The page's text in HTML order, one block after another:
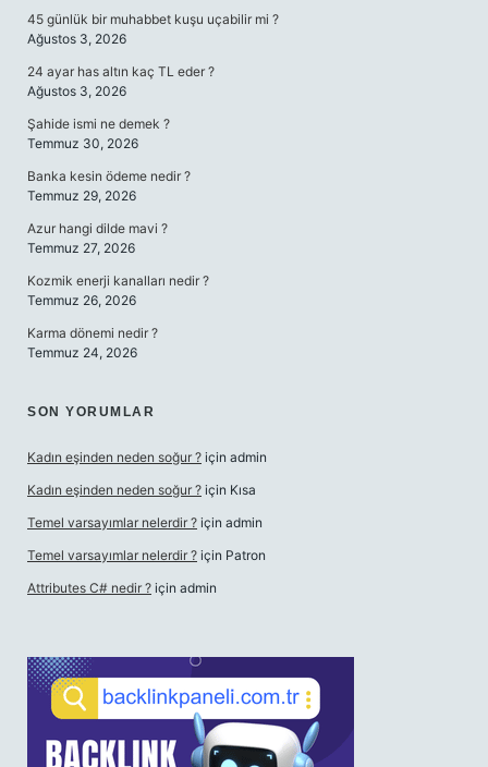
45 günlük bir muhabbet kuşu uçabilir mi ?
Ağustos 3, 2026
24 ayar has altın kaç TL eder ?
Ağustos 3, 2026
Şahide ismi ne demek ?
Temmuz 30, 2026
Banka kesin ödeme nedir ?
Temmuz 29, 2026
Azur hangi dilde mavi ?
Temmuz 27, 2026
Kozmik enerji kanalları nedir ?
Temmuz 26, 2026
Karma dönemi nedir ?
Temmuz 24, 2026
SON YORUMLAR
Kadın eşinden neden soğur ? için admin
Kadın eşinden neden soğur ? için Kısa
Temel varsayımlar nelerdir ? için admin
Temel varsayımlar nelerdir ? için Patron
Attributes C# nedir ? için admin